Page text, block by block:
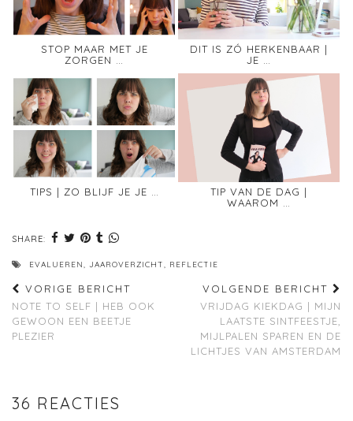
STOP MAAR MET JE
ZORGEN …
DIT IS ZÓ HERKENBAAR |
JE …
TIPS | ZO BLIJF JE JE …
TIP VAN DE DAG |
WAAROM …
SHARE:
EVALUEREN, JAAROVERZICHT, REFLECTIE
VORIGE BERICHT
NOTE TO SELF | HEB OOK
GEWOON EEN BEETJE
PLEZIER
VOLGENDE BERICHT
VRIJDAG KIEKDAG | MIJN
LAATSTE SINTFEESTJE,
MIJLPALEN SPAREN EN DE
LICHTJES VAN AMSTERDAM
36 REACTIES